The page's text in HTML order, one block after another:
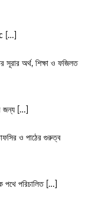
[…]
অর্থ, শিক্ষা ও ফজিলত
জন্য […]
ও পাঠের গুরুত্ব
পথে পরিচালিত […]